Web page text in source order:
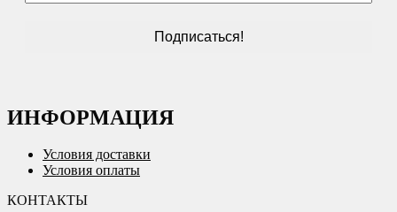
ИНФОРМАЦИЯ
Условия доставки
Условия оплаты
КОНТАКТЫ